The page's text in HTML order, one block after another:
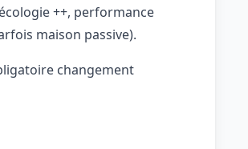
++, performance
maison passive).
changement